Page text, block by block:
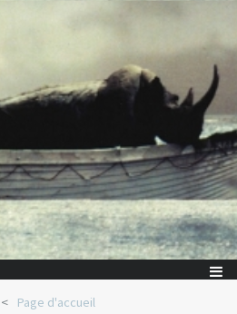
Page d'accueil